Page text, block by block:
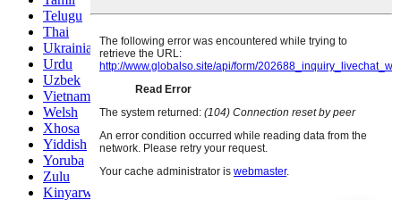
Telugu
Thai
Ukrainian
Urdu
Uzbek
Vietnamese
Welsh
Xhosa
Yiddish
Yoruba
Zulu
Kinyarwanda